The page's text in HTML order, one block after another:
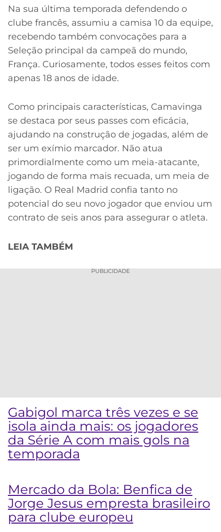
Na sua última temporada defendendo o
clube francês, assumiu a camisa 10 da equipe,
recebendo também convocações para a
Seleção principal da campeã do mundo,
França. Curiosamente, todos esses feitos com
apenas 18 anos de idade.
Como principais características, Camavinga
se destaca por seus passes com eficácia,
ajudando na construção de jogadas, além de
ser um exímio marcador. Não atua
primordialmente como um meia-atacante,
jogando de forma mais recuada, um meia de
ligação. O Real Madrid confia tanto no
potencial do seu novo jogador que enviou um
contrato de seis anos para assegurar o atleta.
LEIA TAMBÉM
PUBLICIDADE
Gabigol marca três vezes e se
isola ainda mais: os jogadores
da Série A com mais gols na
temporada
Mercado da Bola: Benfica de
Jorge Jesus empresta brasileiro
para clube europeu